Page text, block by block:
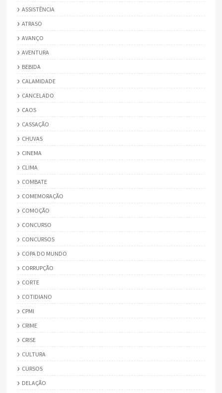
ASSISTÊNCIA
ATRASO
AVANÇO
AVENTURA
BEBIDA
CALAMIDADE
CANCELADO
CAOS
CASSAÇÃO
CHUVAS
CINEMA
CLIMA
COMBATE
COMEMORAÇÃO
COMOÇÃO
CONCURSO
CONCURSOS
COPA DO MUNDO
CORRUPÇÃO
CORTE
COTIDIANO
CPMI
CRIME
CRISE
CULTURA
CURSOS
DELAÇÃO